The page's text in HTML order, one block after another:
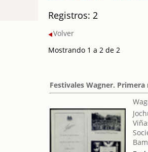
Registros: 2
Volver
Mostrando 1 a 2 de 2
Festivales Wagner.